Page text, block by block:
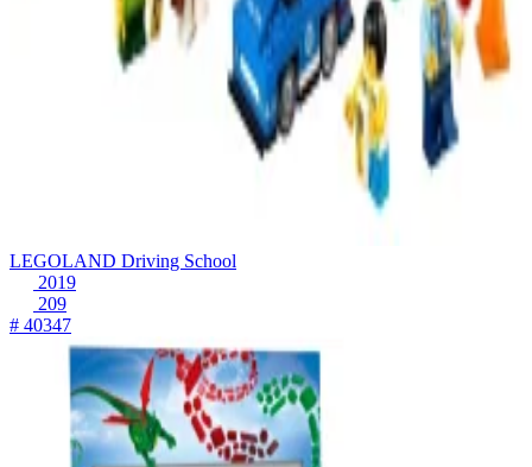
LEGOLAND Driving School
2019
209
# 40347